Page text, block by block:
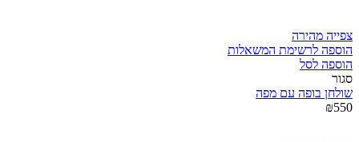
צפייה מהירה
הוספה לרשימת המשאלות
הוספה לסל
סגור
שולחן בופה עם מפה
₪550